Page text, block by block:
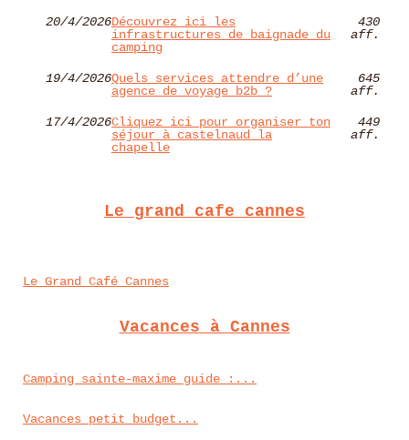
20/4/2026Découvrez ici les
infrastructures de baignade du
camping
430
aff.
19/4/2026Quels services attendre d’une
agence de voyage b2b ?
645
aff.
17/4/2026Cliquez ici pour organiser ton
séjour à castelnaud la
chapelle
449
aff.
Le grand cafe cannes
Le Grand Café Cannes
Vacances à Cannes
Camping sainte-maxime guide :...
Vacances petit budget...